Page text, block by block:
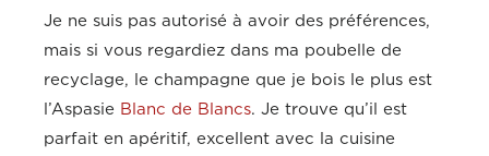
Je ne suis pas autorisé à avoir des préférences,
mais si vous regardiez dans ma poubelle de
recyclage, le champagne que je bois le plus est
l’Aspasie Blanc de Blancs. Je trouve qu’il est
parfait en apéritif, excellent avec la cuisine